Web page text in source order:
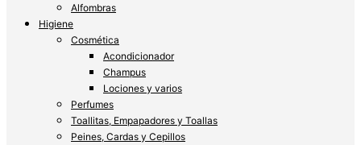
Alfombras
Higiene
Cosmética
Acondicionador
Champus
Lociones y varios
Perfumes
Toallitas, Empapadores y Toallas
Peines, Cardas y Cepillos